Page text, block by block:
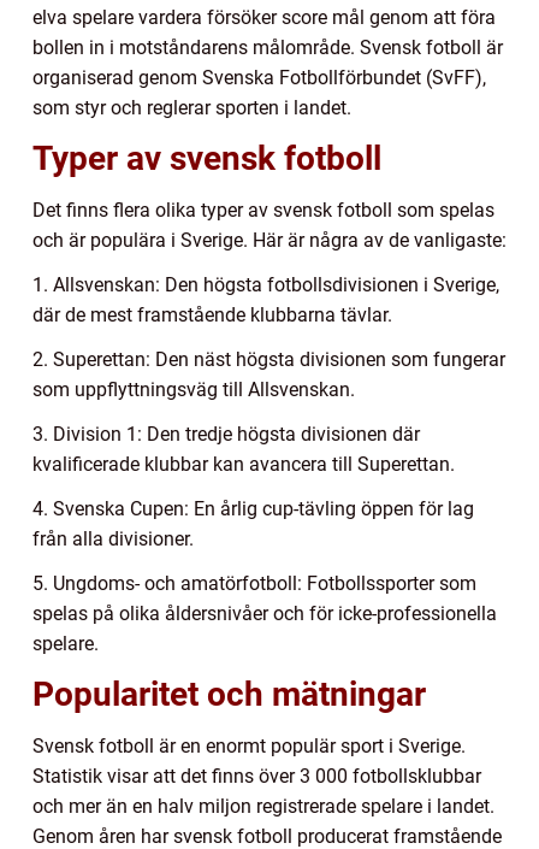
elva spelare vardera försöker score mål genom att föra
bollen in i motståndarens målområde. Svensk fotboll är
organiserad genom Svenska Fotbollförbundet (SvFF),
som styr och reglerar sporten i landet.
Typer av svensk fotboll
Det finns flera olika typer av svensk fotboll som spelas
och är populära i Sverige. Här är några av de vanligaste:
1. Allsvenskan: Den högsta fotbollsdivisionen i Sverige,
där de mest framstående klubbarna tävlar.
2. Superettan: Den näst högsta divisionen som fungerar
som uppflyttningsväg till Allsvenskan.
3. Division 1: Den tredje högsta divisionen där
kvalificerade klubbar kan avancera till Superettan.
4. Svenska Cupen: En årlig cup-tävling öppen för lag
från alla divisioner.
5. Ungdoms- och amatörfotboll: Fotbollssporter som
spelas på olika åldersnivåer och för icke-professionella
spelare.
Popularitet och mätningar
Svensk fotboll är en enormt populär sport i Sverige.
Statistik visar att det finns över 3 000 fotbollsklubbar
och mer än en halv miljon registrerade spelare i landet.
Genom åren har svensk fotboll producerat framstående